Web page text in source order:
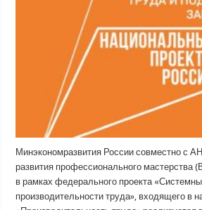
Минэкономразвития России совместно с
развития профессионального мастерства
в рамках федерального проекта
производительности труда», входящего в